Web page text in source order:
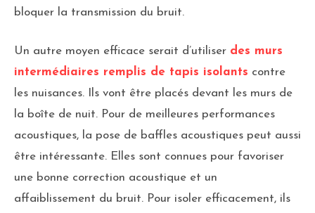
bloquer la transmission du bruit.
Un autre moyen efficace serait d’utiliser des murs
intermédiaires remplis de tapis isolants contre
les nuisances. Ils vont être placés devant les murs de
la boîte de nuit. Pour de meilleures performances
acoustiques, la pose de baffles acoustiques peut aussi
être intéressante. Elles sont connues pour favoriser
une bonne correction acoustique et un
affaiblissement du bruit. Pour isoler efficacement, ils